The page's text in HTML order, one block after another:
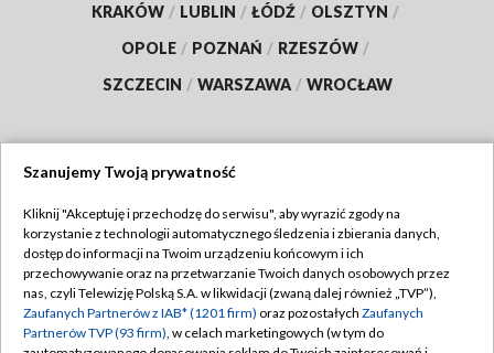
KRAKÓW / LUBLIN / ŁÓDŹ / OLSZTYN /
OPOLE / POZNAŃ / RZESZÓW /
SZCZECIN / WARSZAWA / WROCŁAW
TVP
Abonament TVP
Emisja w TVP
Centrum informacji TVP
Regulamin TVP
Polityka prywatności
Szanujemy Twoją prywatność
Kliknij "Akceptuję i przechodzę do serwisu", aby wyrazić zgody na
korzystanie z technologii automatycznego śledzenia i zbierania danych,
dostęp do informacji na Twoim urządzeniu końcowym i ich
przechowywanie oraz na przetwarzanie Twoich danych osobowych przez
nas, czyli Telewizję Polską S.A. w likwidacji (zwaną dalej również „TVP”),
Zaufanych Partnerów z IAB* (1201 firm) oraz pozostałych Zaufanych
Partnerów TVP (93 firm), w celach marketingowych (w tym do